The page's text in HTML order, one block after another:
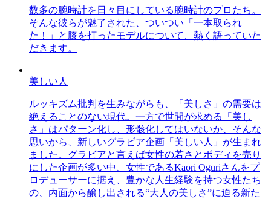
数多の腕時計を日々目にしている腕時計のプロたち。
そんな彼らが魅了された、ついつい「一本取られ
た！」と膝を打ったモデルについて、熱く語っていた
だきます。
美しい人
ルッキズム批判を生みながらも、「美しさ」の需要は
絶えることのない現代。一方で世間が求める「美し
さ」はパターン化し、形骸化してはいないか、そんな
思いから、新しいグラビア企画「美しい人」が生まれ
ました。グラビアと言えば女性の若さとボディを売り
にした企画が多い中、女性であるKaori Oguriさんをプ
ロデューサーに据え、豊かな人生経験を持つ女性たち
の、内面から醸し出される“大人の美しさ”に迫る新た